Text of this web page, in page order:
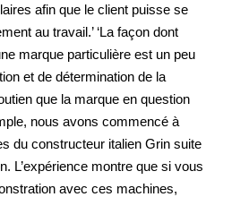
afin que le client puisse se
au travail.’ ‘La façon dont
marque particulière est un peu
et de détermination de la
que la marque en question
nous avons commencé à
du constructeur italien Grin suite
L’expérience montre que si vous
avec ces machines,